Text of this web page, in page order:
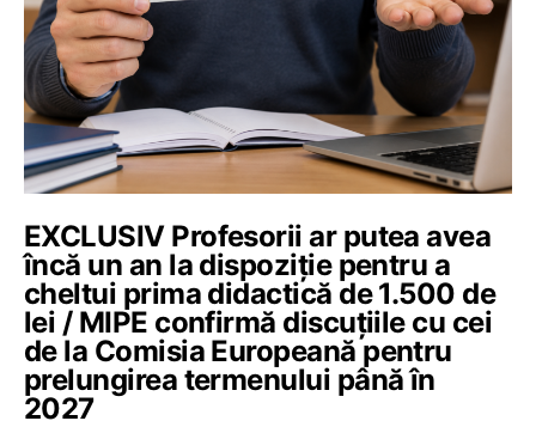
EXCLUSIV Profesorii ar putea avea
încă un an la dispoziție pentru a
cheltui prima didactică de 1.500 de
lei / MIPE confirmă discuțiile cu cei
de la Comisia Europeană pentru
prelungirea termenului până în
2027